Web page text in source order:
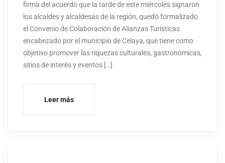
firma del acuerdo que la tarde de este miércoles signaron
los alcaldes y alcaldesas de la región, quedó formalizado
el Convenio de Colaboración de Alianzas Turísticas
encabezado por el municipio de Celaya, que tiene como
objetivo promover las riquezas culturales, gastronómicas,
sitios de interés y eventos […]
Leer más